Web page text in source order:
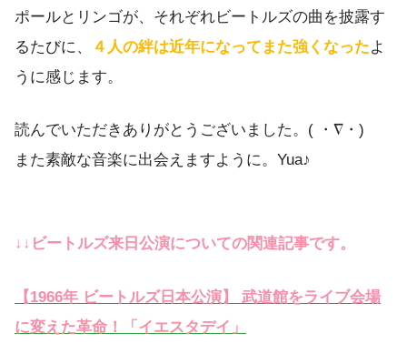
ポールとリンゴが、それぞれビートルズの曲を披露す
るたびに、
４人の絆は近年になってまた強くなったよ
うに感じます。
読んでいただきありがとうございました。( ・∇・)
また素敵な音楽に出会えますように。Yua♪
↓↓ビートルズ来日公演についての関連記事です。
【1966年 ビートルズ日本公演】 武道館をライブ会場
に変えた革命！「イエスタデイ」